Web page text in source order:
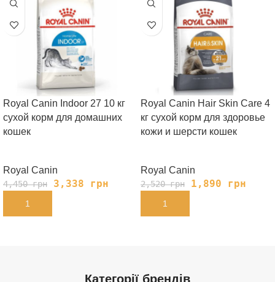
Royal Canin Indoor 27 10 кг
сухой корм для домашних
кошек
Royal Canin
4,450грн 3,338 грн
В КОРЗИНУ
Royal Canin Hair Skin Care 4
кг сухой корм для здоровье
кожи и шерсти кошек
Royal Canin
2,520грн 1,890 грн
В КОРЗИНУ
Категорії брендів